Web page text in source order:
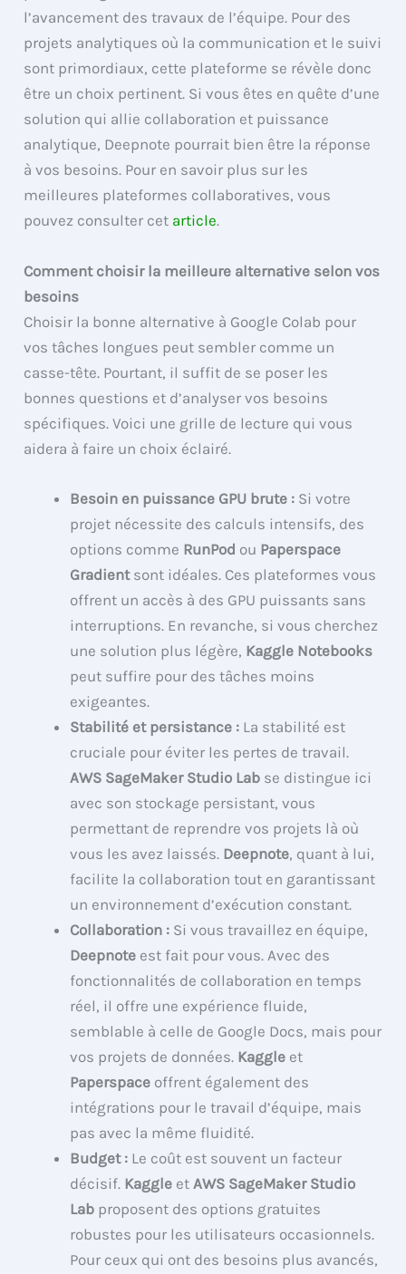
l’avancement des travaux de l’équipe. Pour des
projets analytiques où la communication et le suivi
sont primordiaux, cette plateforme se révèle donc
être un choix pertinent. Si vous êtes en quête d’une
solution qui allie collaboration et puissance
analytique, Deepnote pourrait bien être la réponse
à vos besoins. Pour en savoir plus sur les
meilleures plateformes collaboratives, vous
pouvez consulter cet article.
Comment choisir la meilleure alternative selon vos
besoins
Choisir la bonne alternative à Google Colab pour
vos tâches longues peut sembler comme un
casse-tête. Pourtant, il suffit de se poser les
bonnes questions et d’analyser vos besoins
spécifiques. Voici une grille de lecture qui vous
aidera à faire un choix éclairé.
Besoin en puissance GPU brute : Si votre
projet nécessite des calculs intensifs, des
options comme RunPod ou Paperspace
Gradientsont idéales. Ces plateformes vous
offrent un accès à des GPU puissants sans
interruptions. En revanche, si vous cherchez
une solution plus légère, Kaggle Notebooks
peut suffire pour des tâches moins
exigeantes.
Stabilité et persistance : La stabilité est
cruciale pour éviter les pertes de travail.
AWS SageMaker Studio Lab se distingue ici
avec son stockage persistant, vous
permettant de reprendre vos projets là où
vous les avez laissés. Deepnote, quant à lui,
facilite la collaboration tout en garantissant
un environnement d’exécution constant.
Collaboration : Si vous travaillez en équipe,
Deepnote est fait pour vous. Avec des
fonctionnalités de collaboration en temps
réel, il offre une expérience fluide,
semblable à celle de Google Docs, mais pour
vos projets de données. Kaggle et
Paperspace offrent également des
intégrations pour le travail d’équipe, mais
pas avec la même fluidité.
Budget : Le coût est souvent un facteur
décisif. Kaggle et AWS SageMaker Studio
Lab proposent des options gratuites
robustes pour les utilisateurs occasionnels.
Pour ceux qui ont des besoins plus avancés,